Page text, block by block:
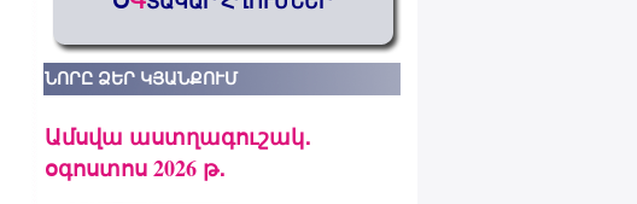
ՆՈՐԸ ՁԵՐ ԿՅԱՆՔՈՒՄ
Ամսվա աստղագուշակ․
օգոստոս 2026 թ․